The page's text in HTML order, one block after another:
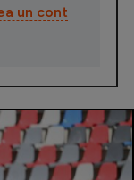
un cont